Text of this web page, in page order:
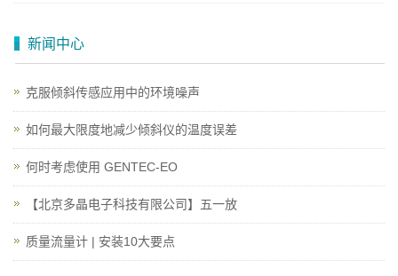
新闻中心
克服倾斜传感应用中的环境噪声
如何最大限度地减少倾斜仪的温度误差
何时考虑使用 GENTEC-EO
【北京多晶电子科技有限公司】五一放
质量流量计 | 安装10大要点